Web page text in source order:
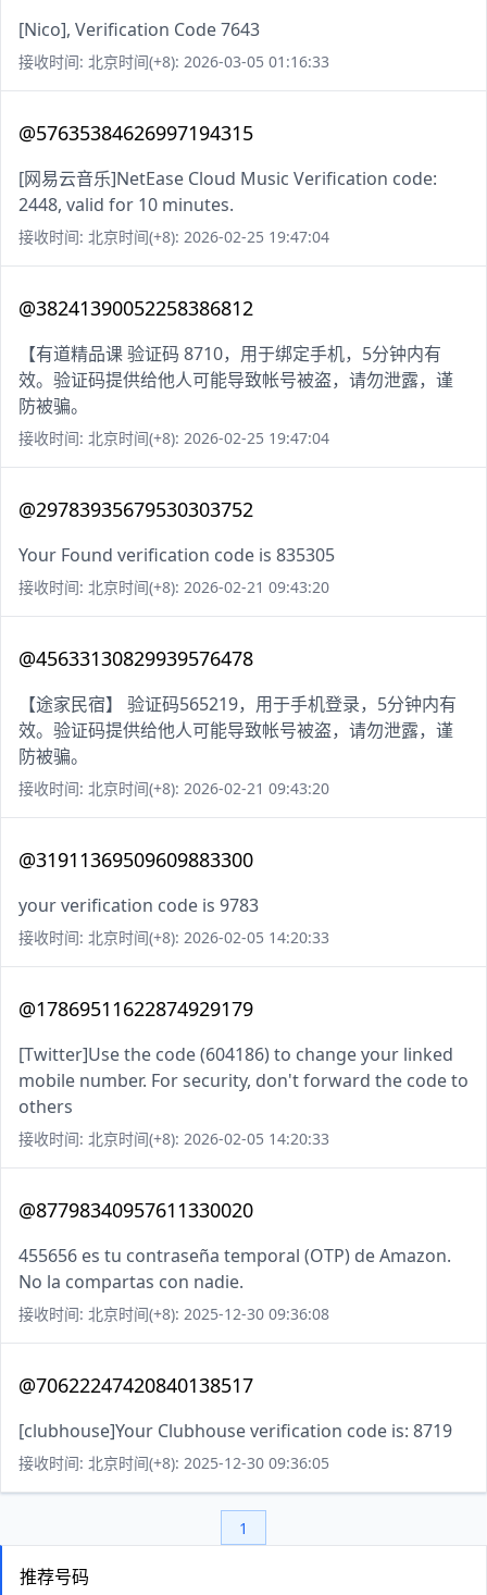
[Nico], Verification Code 7643
接收时间: 北京时间(+8): 2026-03-05 01:16:33
@57635384626997194315
[网易云音乐]NetEase Cloud Music Verification code:
2448, valid for 10 minutes.
接收时间: 北京时间(+8): 2026-02-25 19:47:04
@38241390052258386812
【有道精品课 验证码 8710，用于绑定手机，5分钟内有
效。验证码提供给他人可能导致帐号被盗，请勿泄露，谨
防被骗。
接收时间: 北京时间(+8): 2026-02-25 19:47:04
@29783935679530303752
Your Found verification code is 835305
接收时间: 北京时间(+8): 2026-02-21 09:43:20
@45633130829939576478
【途家民宿】 验证码565219，用于手机登录，5分钟内有
效。验证码提供给他人可能导致帐号被盗，请勿泄露，谨
防被骗。
接收时间: 北京时间(+8): 2026-02-21 09:43:20
@31911369509609883300
your verification code is 9783
接收时间: 北京时间(+8): 2026-02-05 14:20:33
@17869511622874929179
[Twitter]Use the code (604186) to change your linked
mobile number. For security, don't forward the code to
others
接收时间: 北京时间(+8): 2026-02-05 14:20:33
@87798340957611330020
455656 es tu contraseña temporal (OTP) de Amazon.
No la compartas con nadie.
接收时间: 北京时间(+8): 2025-12-30 09:36:08
@70622247420840138517
[clubhouse]Your Clubhouse verification code is: 8719
接收时间: 北京时间(+8): 2025-12-30 09:36:05
1
推荐号码